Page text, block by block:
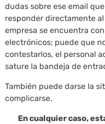
dudas sobre ese email
responder directamente
empresa se encuentra
electrónicos; puede que
contestarlos, el personal
sature la bandeja de
También puede darse la
complicarse.
En cualquier caso,